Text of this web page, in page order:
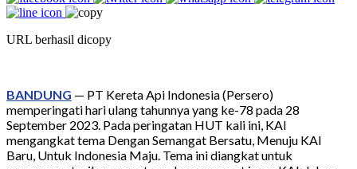
URL berhasil dicopy
BANDUNG — PT Kereta Api Indonesia (Persero)
memperingati hari ulang tahunnya yang ke-78 pada 28
September 2023. Pada peringatan HUT kali ini, KAI
mengangkat tema Dengan Semangat Bersatu, Menuju KAI
Baru, Untuk Indonesia Maju. Tema ini diangkat untuk